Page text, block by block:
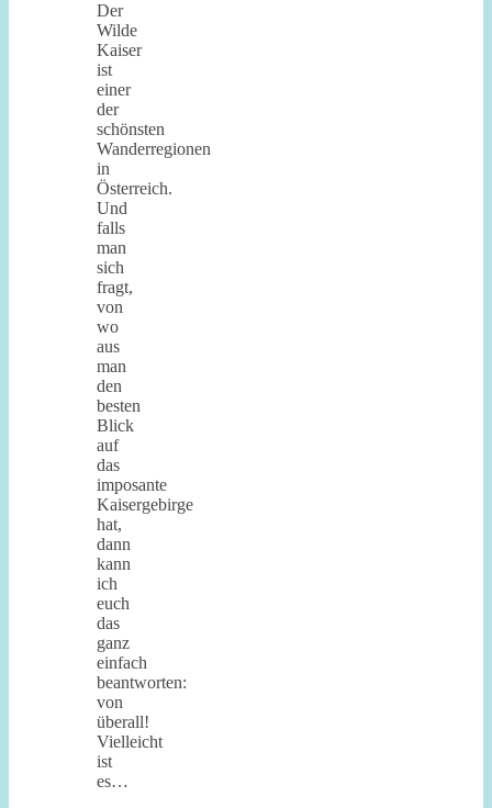
Der
Wilde
Kaiser
ist
einer
der
schönsten
Wanderregionen
in
Österreich.
Und
falls
man
sich
fragt,
von
wo
aus
man
den
besten
Blick
auf
das
imposante
Kaisergebirge
hat,
dann
kann
ich
euch
das
ganz
einfach
beantworten:
von
überall!
Vielleicht
ist
es…